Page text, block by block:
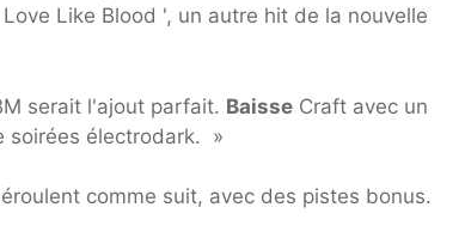
Love Like Blood ', un autre hit de la nouvelle
serait l'ajout parfait. Baisse Craft avec un
soirées électrodark. »
comme suit, avec des pistes bonus.